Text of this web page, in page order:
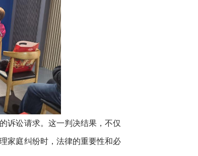
诉讼请求。这一判决结果，不仅
家庭纠纷时，法律的重要性和必